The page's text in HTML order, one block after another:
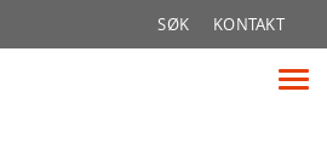
SØK KONTAKT